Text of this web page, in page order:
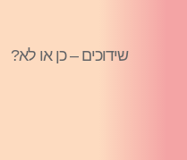
שידוכים – כן או לא?